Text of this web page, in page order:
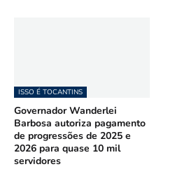
ISSO É TOCANTINS
Governador Wanderlei
Barbosa autoriza pagamento
de progressões de 2025 e
2026 para quase 10 mil
servidores